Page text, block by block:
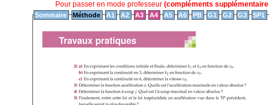
Pour passer en mode professeur(compléments
Sommaire Méthode A1 A2 A3 A4 A5 A6 PB G1 G2 G3 SP1